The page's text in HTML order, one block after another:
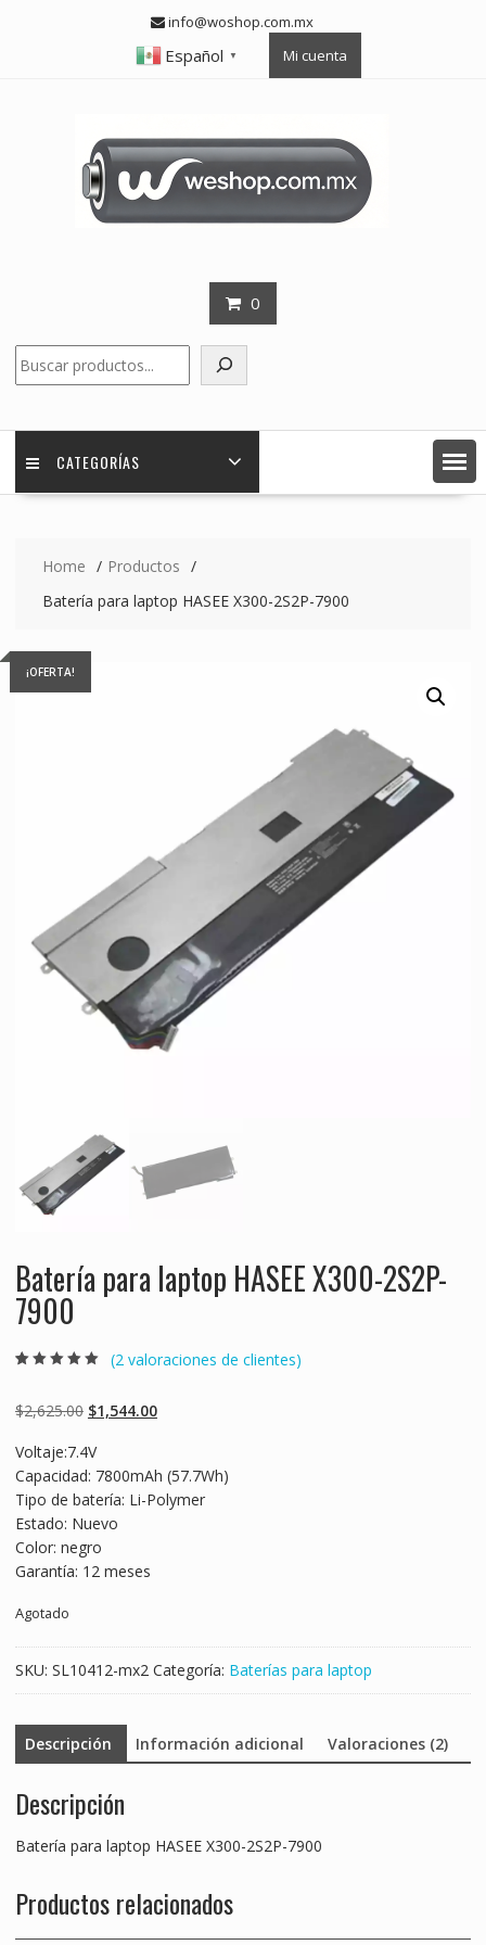
info@woshop.com.mx
Español ▼ Mi cuenta
0
CATEGORÍAS
Home
Productos
Batería para laptop HASEE X300-2S2P-7900
¡OFERTA!
Batería para laptop HASEE X300-2S2P-
7900
basado en
puntuaciones
(2 valoraciones de clientes)
$2,625.00 Original
was:
$2,625.00.
$1,544.00Current
$1,544.00.
Voltaje:7.4V
Capacidad: 7800mAh (57.7Wh)
Tipo de batería: Li-Polymer
Estado: Nuevo
Color: negro
Garantía: 12 meses
Agotado
SKU: SL10412-mx2 Categoría: Baterías para laptop
Descripción Información adicional Valoraciones (2)
Descripción
Batería para laptop HASEE X300-2S2P-7900
Productos relacionados